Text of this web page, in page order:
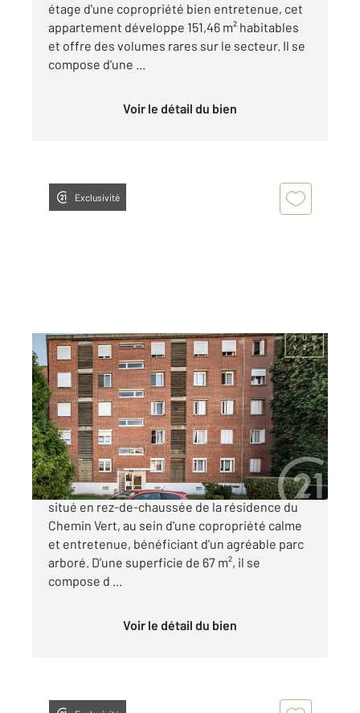
étage d'une copropriété bien entretenue, cet
appartement développe 151,46 m² habitables
et offre des volumes rares sur le secteur. Il se
compose d'une ...
Voir le détail du bien
Exclusivité
ROUSIES 59
67,44 m2, 4 pièces
Ref : 7805
Appartement F4 à vendre
70 850 €
En bref : Appartement à vendre à Rousies,
situé en rez-de-chaussée de la résidence du
Chemin Vert, au sein d'une copropriété calme
et entretenue, bénéficiant d'un agréable parc
arboré. D'une superficie de 67 m², il se
compose d ...
Voir le détail du bien